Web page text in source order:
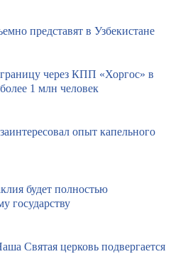
представят в Узбекистане
через КПП «Хоргос» в
1 млн человек
опыт капельного
будет полностью
государству
Святая церковь подвергается